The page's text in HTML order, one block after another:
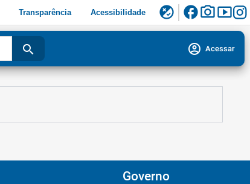
Transparência Acessibilidade flaky facebookphoto_camerasmart_display
search account_circle Acessar
Governo